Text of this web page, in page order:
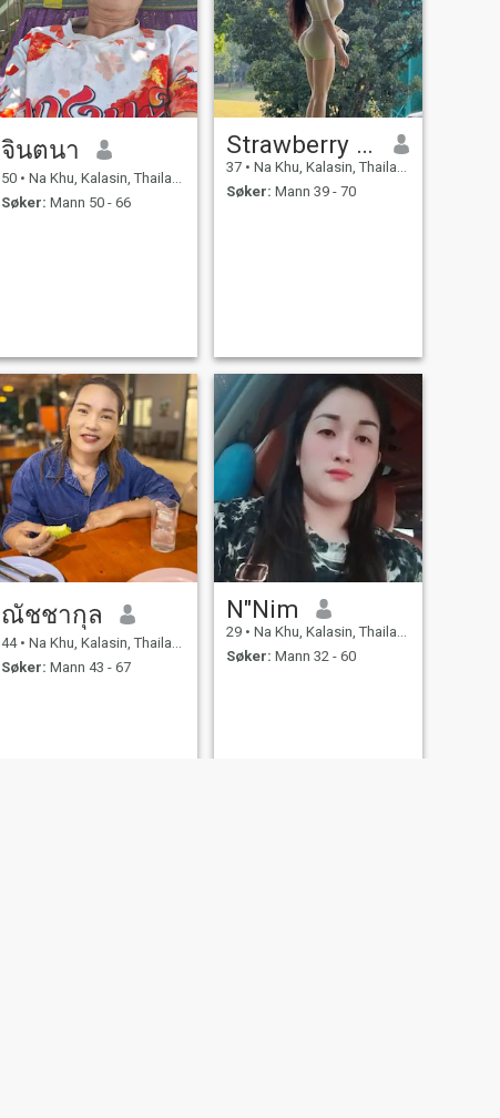
จินตนา
50 • Na Khu, Kalasin, Thailand
Søker: Mann 50 - 66
Strawberry Pie
37 • Na Khu, Kalasin, Thailand
Søker: Mann 39 - 70
ณัชชากุล
44 • Na Khu, Kalasin, Thailand
Søker: Mann 43 - 67
N"Nim
29 • Na Khu, Kalasin, Thailand
Søker: Mann 32 - 60